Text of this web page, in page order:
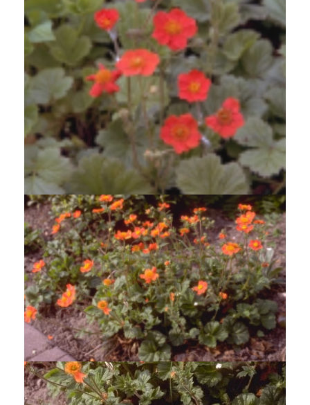
Nagelkruid
Geum coccineum 'Werner Arends'